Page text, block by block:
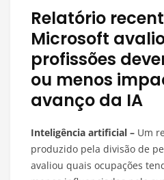
Relatório
Microsoft
profissões
ou menos
avanço da IA
Inteligência artificial – Um
produzido pela divisão de
avaliou quais ocupações